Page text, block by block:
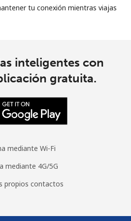
tu conexión mientras viajas
inteligentes con
gratuita.
mediante Wi-Fi
mediante 4G/5G
propios contactos